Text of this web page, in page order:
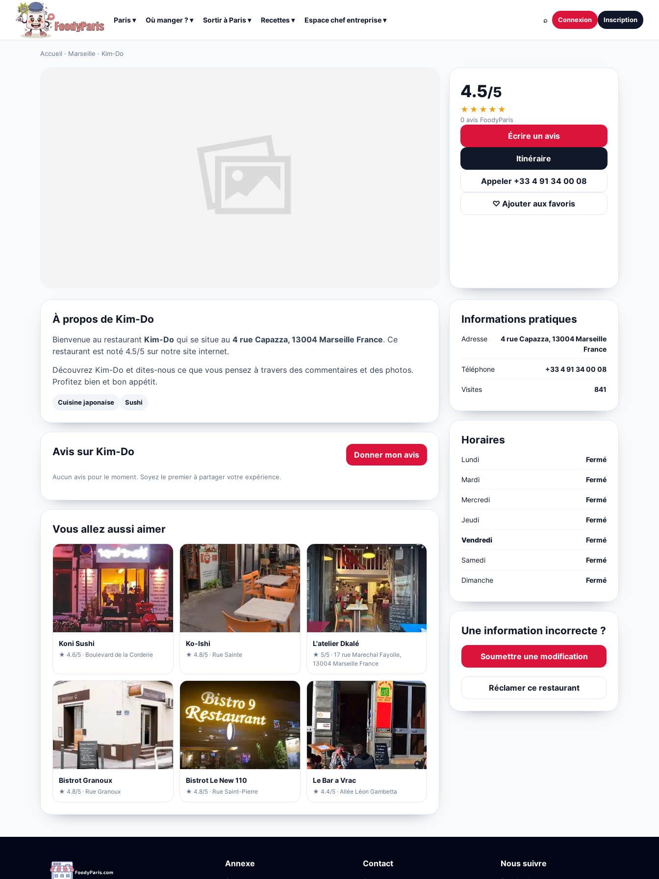
Paris▾ Où manger ?▾ Sortir àParis▾ Recettes▾ Espace chef entreprise▾ ⌕ Connexion Inscription
Accueil · Marseille · Kim-Do
Kim-Do à Marseille
★ 4.5/5
4.5/5
★★★★★
0 avis FoodyParis
Écrire un avis
Itinéraire
Appeler +33 4 91 34 00 08
♡ Ajouter aux favoris
À propos de Kim-Do
Bienvenue au restaurant Kim-Do qui se situe au 4 rue Capazza, 13004 Marseille France. Ce
restaurant est noté 4.5/5 sur notre site internet.
Découvrez Kim-Do et dites-nous ce que vous pensez à travers des commentaires et des photos.
Profitez bien et bon appétit.
Cuisine japonaise Sushi
Avis sur Kim-Do Donner mon avis
Aucun avis pour le moment. Soyez le premier à partager votre expérience.
Vous allez aussi aimer
Koni Sushi
★ 4.6/5 · Boulevard de la Corderie
Ko-Ishi
★ 4.8/5 · Rue Sainte
L'atelier Dkalé
★ 5/5 · 17 rue Marechal Fayolle,
13004 Marseille France
Bistrot Granoux
★ 4.8/5 · Rue Granoux
Bistrot Le New 110
★ 4.8/5 · Rue Saint-Pierre
Le Bar a Vrac
★ 4.4/5 · Allée Léon Gambetta
Informations pratiques
Adresse
4 rue Capazza, 13004 Marseille
France
Téléphone +33 4 91 34 00 08
Visites 841
Horaires
Lundi Fermé
Mardi Fermé
Mercredi Fermé
Jeudi Fermé
Vendredi Fermé
Samedi Fermé
Dimanche Fermé
Une information incorrecte ?
Soumettre une modification
Réclamer ce restaurant
Annexe Contact Nous suivre